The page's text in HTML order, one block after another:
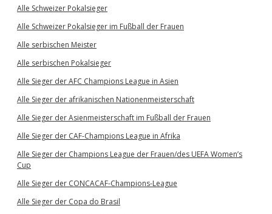
Alle Schweizer Pokalsieger
Alle Schweizer Pokalsieger im Fußball der Frauen
Alle serbischen Meister
Alle serbischen Pokalsieger
Alle Sieger der AFC Champions League in Asien
Alle Sieger der afrikanischen Nationenmeisterschaft
Alle Sieger der Asienmeisterschaft im Fußball der Frauen
Alle Sieger der CAF-Champions League in Afrika
Alle Sieger der Champions League der Frauen/des UEFA Women’s
Cup
Alle Sieger der CONCACAF-Champions-League
Alle Sieger der Copa do Brasil